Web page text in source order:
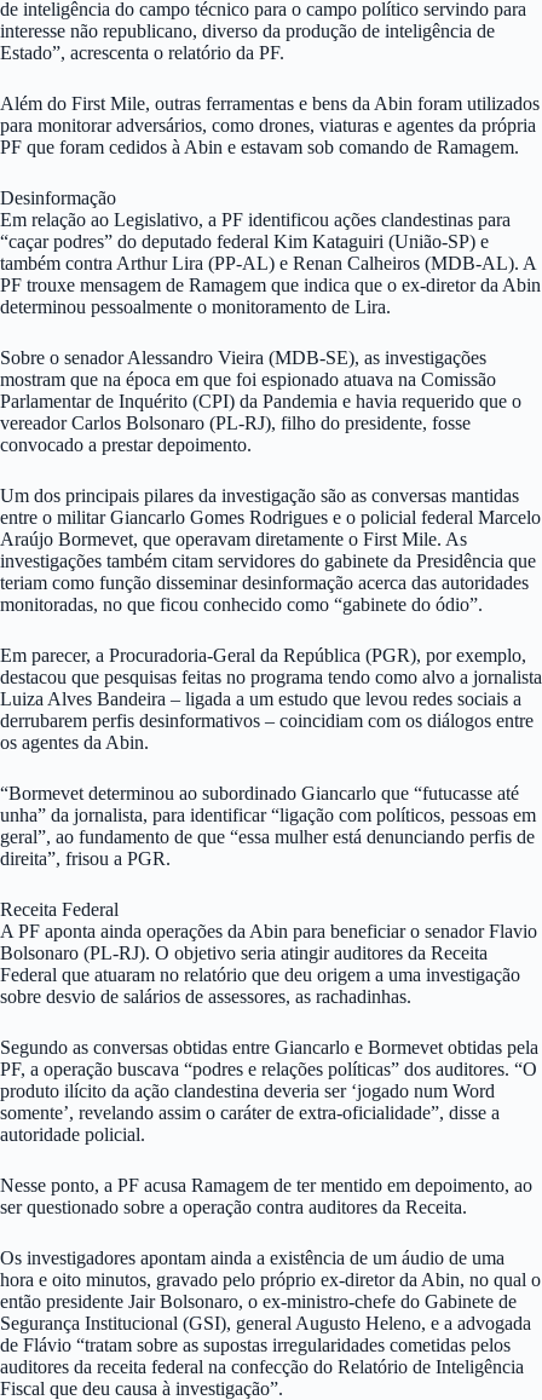
de inteligência do campo técnico para o campo político servindo para
interesse não republicano, diverso da produção de inteligência de
Estado”, acrescenta o relatório da PF.
Além do First Mile, outras ferramentas e bens da Abin foram utilizados
para monitorar adversários, como drones, viaturas e agentes da própria
PF que foram cedidos à Abin e estavam sob comando de Ramagem.
Desinformação
Em relação ao Legislativo, a PF identificou ações clandestinas para
“caçar podres” do deputado federal Kim Kataguiri (União-SP) e
também contra Arthur Lira (PP-AL) e Renan Calheiros (MDB-AL). A
PF trouxe mensagem de Ramagem que indica que o ex-diretor da Abin
determinou pessoalmente o monitoramento de Lira.
Sobre o senador Alessandro Vieira (MDB-SE), as investigações
mostram que na época em que foi espionado atuava na Comissão
Parlamentar de Inquérito (CPI) da Pandemia e havia requerido que o
vereador Carlos Bolsonaro (PL-RJ), filho do presidente, fosse
convocado a prestar depoimento.
Um dos principais pilares da investigação são as conversas mantidas
entre o militar Giancarlo Gomes Rodrigues e o policial federal Marcelo
Araújo Bormevet, que operavam diretamente o First Mile. As
investigações também citam servidores do gabinete da Presidência que
teriam como função disseminar desinformação acerca das autoridades
monitoradas, no que ficou conhecido como “gabinete do ódio”.
Em parecer, a Procuradoria-Geral da República (PGR), por exemplo,
destacou que pesquisas feitas no programa tendo como alvo a jornalista
Luiza Alves Bandeira – ligada a um estudo que levou redes sociais a
derrubarem perfis desinformativos – coincidiam com os diálogos entre
os agentes da Abin.
“Bormevet determinou ao subordinado Giancarlo que “futucasse até
unha” da jornalista, para identificar “ligação com políticos, pessoas em
geral”, ao fundamento de que “essa mulher está denunciando perfis de
direita”, frisou a PGR.
Receita Federal
A PF aponta ainda operações da Abin para beneficiar o senador Flavio
Bolsonaro (PL-RJ). O objetivo seria atingir auditores da Receita
Federal que atuaram no relatório que deu origem a uma investigação
sobre desvio de salários de assessores, as rachadinhas.
Segundo as conversas obtidas entre Giancarlo e Bormevet obtidas pela
PF, a operação buscava “podres e relações políticas” dos auditores. “O
produto ilícito da ação clandestina deveria ser ‘jogado num Word
somente’, revelando assim o caráter de extra-oficialidade”, disse a
autoridade policial.
Nesse ponto, a PF acusa Ramagem de ter mentido em depoimento, ao
ser questionado sobre a operação contra auditores da Receita.
Os investigadores apontam ainda a existência de um áudio de uma
hora e oito minutos, gravado pelo próprio ex-diretor da Abin, no qual o
então presidente Jair Bolsonaro, o ex-ministro-chefe do Gabinete de
Segurança Institucional (GSI), general Augusto Heleno, e a advogada
de Flávio “tratam sobre as supostas irregularidades cometidas pelos
auditores da receita federal na confecção do Relatório de Inteligência
Fiscal que deu causa à investigação”.